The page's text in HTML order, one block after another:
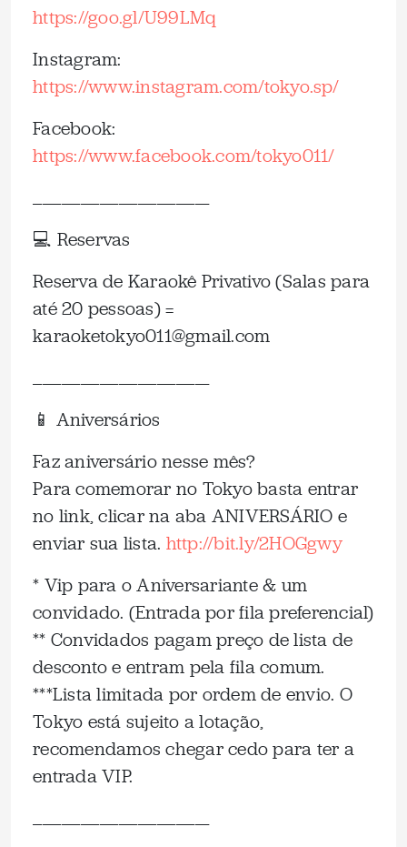
https://goo.gl/U99LMq
Instagram:
https://www.instagram.com/tokyo.sp/
Facebook:
https://www.facebook.com/tokyo011/
💻 Reservas
Reserva de Karaokê Privativo (Salas para
até 20 pessoas) =
karaoketokyo011@gmail.com
📱 Aniversários
Faz aniversário nesse mês?
Para comemorar no Tokyo basta entrar
no link, clicar na aba ANIVERSÁRIO e
enviar sua lista. http://bit.ly/2HOGgwy
* Vip para o Aniversariante & um
convidado. (Entrada por fila preferencial)
** Convidados pagam preço de lista de
desconto e entram pela fila comum.
***Lista limitada por ordem de envio. O
Tokyo está sujeito a lotação,
recomendamos chegar cedo para ter a
entrada VIP.